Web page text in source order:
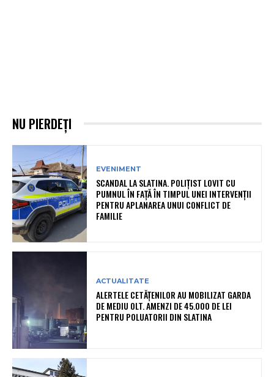
NU PIERDEȚI
EVENIMENT
SCANDAL LA SLATINA. POLIȚIST LOVIT CU
PUMNUL ÎN FAȚĂ ÎN TIMPUL UNEI INTERVENȚII
PENTRU APLANAREA UNUI CONFLICT DE
FAMILIE
ACTUALITATE
ALERTELE CETĂȚENILOR AU MOBILIZAT GARDA
DE MEDIU OLT. AMENZI DE 45.000 DE LEI
PENTRU POLUATORII DIN SLATINA